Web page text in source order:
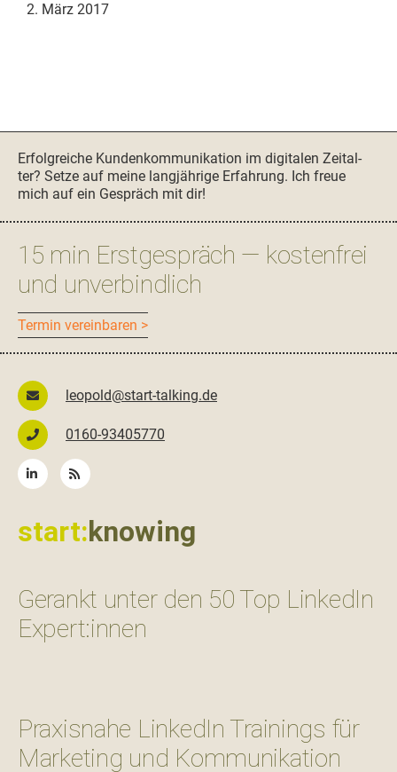
2. März 2017
Erfol­gre­iche Kun­denkom­mu­nika­tion im dig­i­tal­en Zeital­
ter? Set­ze auf meine langjährige Erfahrung. Ich freue
mich auf ein Gespräch mit dir!
15 min Erstgespräch — kostenfrei
und unverbindlich
Ter­min vereinbaren >
leopold@start-talking.de
0160-93405770
start:knowing
Gerankt unter den 50 Top LinkedIn
Expert:innen
Praxisnahe LinkedIn Trainings für
Marketing und Kommunikation